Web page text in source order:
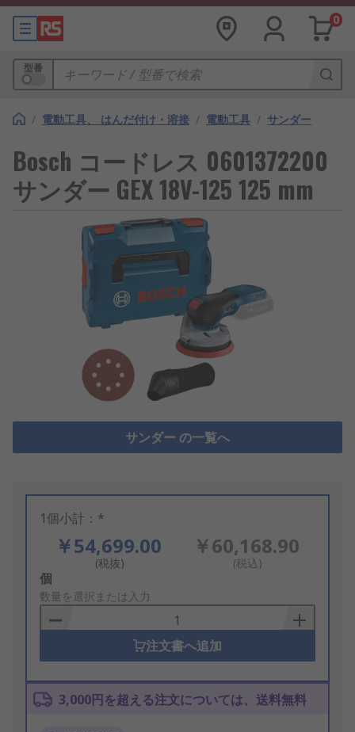
0
型番
/ 電動工具、 はんだ付け・溶接 / 電動工具 / サンダー
Bosch コー​​ドレス 0601372200
サンダー GEX 18V-125 125 mm
サンダー の一覧へ
1個小計：*
￥54,699.00
(税抜)
￥60,168.90
(税込)
Add
to
Basket
個
数量を選択または入力
注文書へ追加
3,000円を超える注文については、送料無料